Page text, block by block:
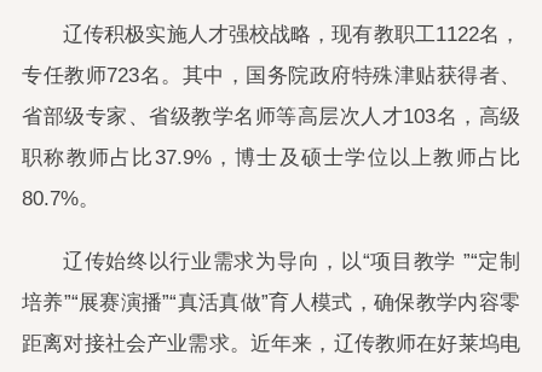
辽传积极实施人才强校战略，现有教职工1122名，
专任教师723名。其中，国务院政府特殊津贴获得者、
省部级专家、省级教学名师等高层次人才103名，高级
职称教师占比37.9%，博士及硕士学位以上教师占比
80.7%。
辽传始终以行业需求为导向，以“项目教学 ”“定制
培养”“展赛演播”“真活真做”育人模式，确保教学内容零
距离对接社会产业需求。近年来，辽传教师在好莱坞电